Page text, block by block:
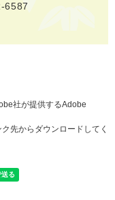
6587
社が提供するAdobe
先からダウンロードしてく